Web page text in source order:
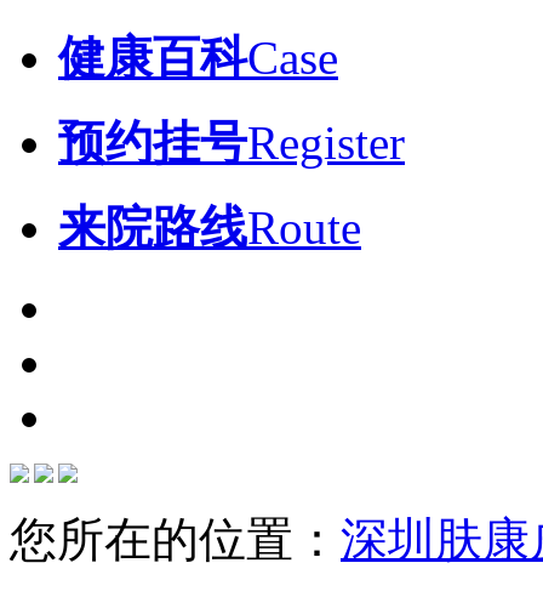
健康百科Case
预约挂号Register
来院路线Route
您所在的位置： 深圳肤